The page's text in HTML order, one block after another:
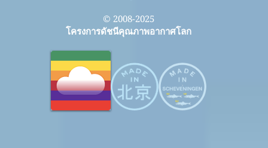
© 2008-2025
โครงการดัชนีคุณภาพอากาศโลก